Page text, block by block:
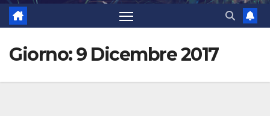
Giorno:9 Dicembre 2017